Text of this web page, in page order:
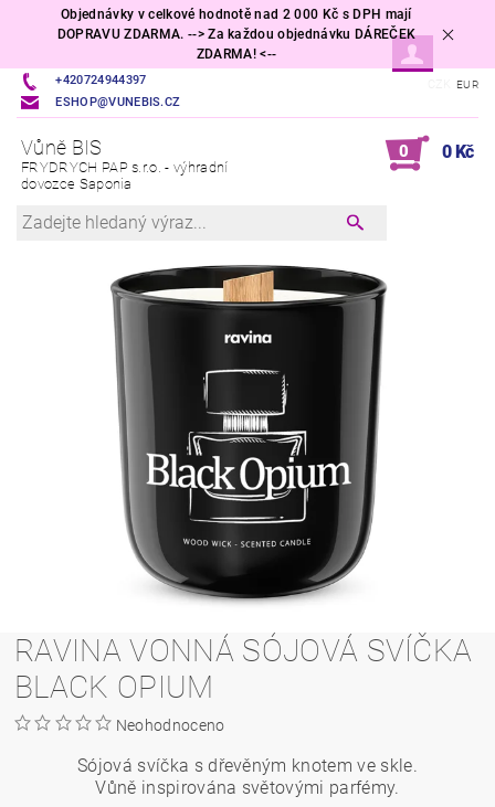
Objednávky v celkové hodnotě nad 2 000 Kč s DPH mají
DOPRAVU ZDARMA. --> Za každou objednávku DÁREČEK
ZDARMA! <--
+420724944397
ESHOP@VUNEBIS.CZ
EUR
Vůně BIS
FRYDRYCH PAP s.r.o. - výhradní
dovozce Saponia
0 0 Kč
RAVINA VONNÁ SÓJOVÁ SVÍČKA
BLACK OPIUM
Neohodnoceno
Sójová svíčka s dřevěným knotem ve skle.
Vůně inspirována světovými parfémy.